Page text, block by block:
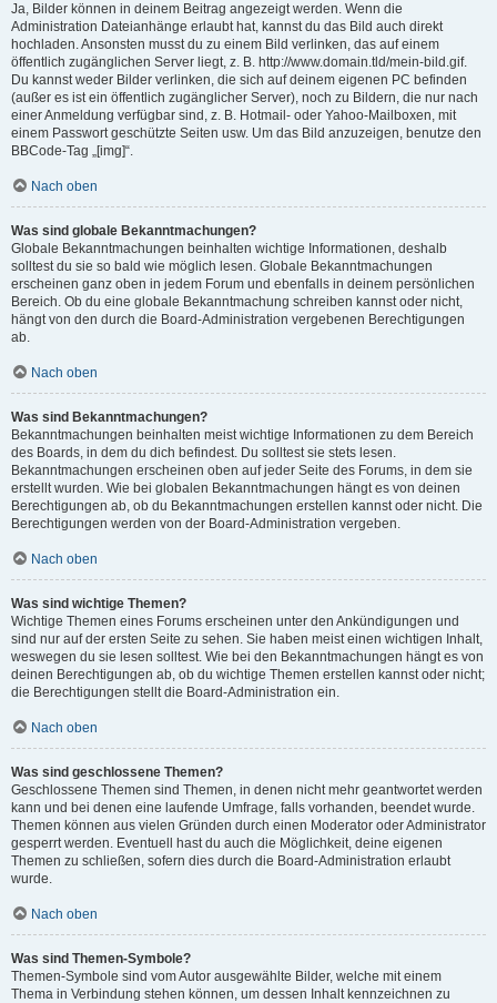
Ja, Bilder können in deinem Beitrag angezeigt werden. Wenn die
Administration Dateianhänge erlaubt hat, kannst du das Bild auch direkt
hochladen. Ansonsten musst du zu einem Bild verlinken, das auf einem
öffentlich zugänglichen Server liegt, z. B. http://www.domain.tld/mein-bild.gif.
Du kannst weder Bilder verlinken, die sich auf deinem eigenen PC befinden
(außer es ist ein öffentlich zugänglicher Server), noch zu Bildern, die nur nach
einer Anmeldung verfügbar sind, z. B. Hotmail- oder Yahoo-Mailboxen, mit
einem Passwort geschützte Seiten usw. Um das Bild anzuzeigen, benutze den
BBCode-Tag „[img]“.
Nach oben
Was sind globale Bekanntmachungen?
Globale Bekanntmachungen beinhalten wichtige Informationen, deshalb
solltest du sie so bald wie möglich lesen. Globale Bekanntmachungen
erscheinen ganz oben in jedem Forum und ebenfalls in deinem persönlichen
Bereich. Ob du eine globale Bekanntmachung schreiben kannst oder nicht,
hängt von den durch die Board-Administration vergebenen Berechtigungen
ab.
Nach oben
Was sind Bekanntmachungen?
Bekanntmachungen beinhalten meist wichtige Informationen zu dem Bereich
des Boards, in dem du dich befindest. Du solltest sie stets lesen.
Bekanntmachungen erscheinen oben auf jeder Seite des Forums, in dem sie
erstellt wurden. Wie bei globalen Bekanntmachungen hängt es von deinen
Berechtigungen ab, ob du Bekanntmachungen erstellen kannst oder nicht. Die
Berechtigungen werden von der Board-Administration vergeben.
Nach oben
Was sind wichtige Themen?
Wichtige Themen eines Forums erscheinen unter den Ankündigungen und
sind nur auf der ersten Seite zu sehen. Sie haben meist einen wichtigen Inhalt,
weswegen du sie lesen solltest. Wie bei den Bekanntmachungen hängt es von
deinen Berechtigungen ab, ob du wichtige Themen erstellen kannst oder nicht;
die Berechtigungen stellt die Board-Administration ein.
Nach oben
Was sind geschlossene Themen?
Geschlossene Themen sind Themen, in denen nicht mehr geantwortet werden
kann und bei denen eine laufende Umfrage, falls vorhanden, beendet wurde.
Themen können aus vielen Gründen durch einen Moderator oder Administrator
gesperrt werden. Eventuell hast du auch die Möglichkeit, deine eigenen
Themen zu schließen, sofern dies durch die Board-Administration erlaubt
wurde.
Nach oben
Was sind Themen-Symbole?
Themen-Symbole sind vom Autor ausgewählte Bilder, welche mit einem
Thema in Verbindung stehen können, um dessen Inhalt kennzeichnen zu